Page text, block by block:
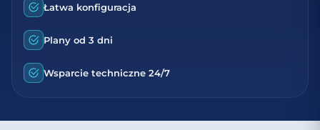
Łatwa konfiguracja
Plany od 3 dni
Wsparcie techniczne 24/7